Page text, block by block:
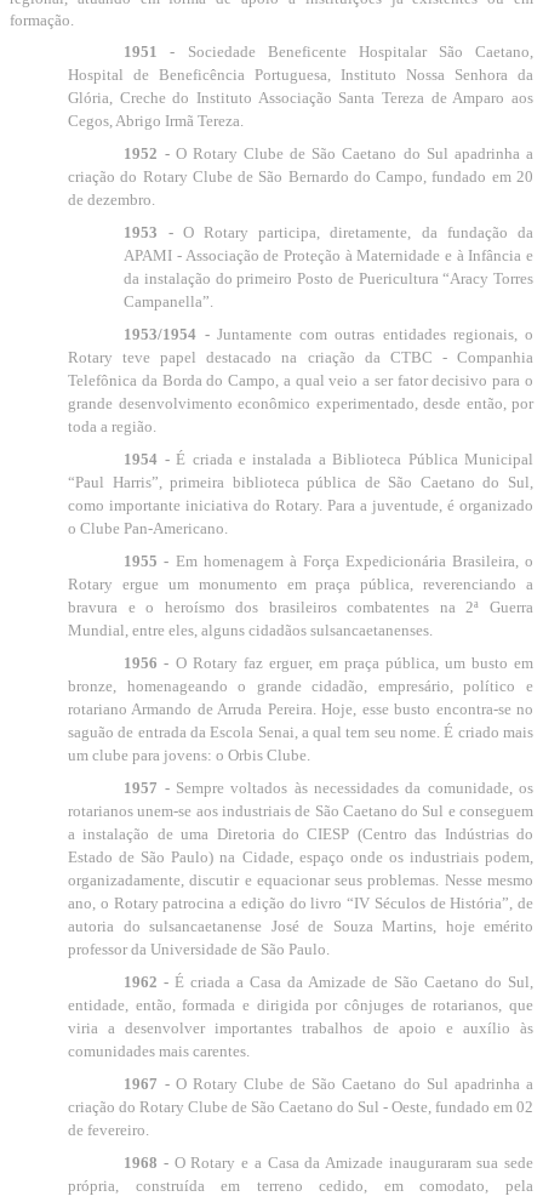
formação.
1951 - Sociedade Beneficente Hospitalar São Caetano,
Hospital de Beneficência Portuguesa, Instituto Nossa Senhora da
Glória, Creche do Instituto Associação Santa Tereza de Amparo aos
Cegos, Abrigo Irmã Tereza.
1952 -O Rotary Clube de São Caetano do Sul apadrinha a
criação do Rotary Clube de São Bernardo do Campo, fundado em 20
de dezembro.
1953 -O Rotary participa, diretamente, da fundação da
APAMI - Associação de Proteção à Maternidade e à Infância e
da instalação do primeiro Posto de Puericultura “Aracy Torres
Campanella”.
1953/1954 -Juntamente com outras entidades regionais, o
Rotary teve papel destacado na criação da CTBC - Companhia
Telefônica da Borda do Campo, a qual veio a ser fator decisivo para o
grande desenvolvimento econômico experimentado, desde então, por
toda a região.
1954 -É criada e instalada a Biblioteca Pública Municipal
“Paul Harris”, primeira biblioteca pública de São Caetano do Sul,
como importante iniciativa do Rotary. Para a juventude, é organizado
o Clube Pan-Americano.
1955 - Em homenagem à Força Expedicionária Brasileira, o
Rotary ergue um monumento em praça pública, reverenciando a
bravura e o heroísmo dos brasileiros combatentes na 2ª Guerra
Mundial, entre eles, alguns cidadãos sulsancaetanenses.
1956 - O Rotary faz erguer, em praça pública, um busto em
bronze, homenageando o grande cidadão, empresário, político e
rotariano Armando de Arruda Pereira. Hoje, esse busto encontra-se no
saguão de entrada da Escola Senai, a qual tem seu nome. É criado mais
um clube para jovens: o Orbis Clube.
1957 -Sempre voltados às necessidades da comunidade, os
rotarianos unem-se aos industriais de São Caetano do Sul e conseguem
a instalação de uma Diretoria do CIESP (Centro das Indústrias do
Estado de São Paulo) na Cidade, espaço onde os industriais podem,
organizadamente, discutir e equacionar seus problemas. Nesse mesmo
ano, o Rotary patrocina a edição do livro “IV Séculos de História”, de
autoria do sulsancaetanense José de Souza Martins, hoje emérito
professor da Universidade de São Paulo.
1962 - É criada a Casa da Amizade de São Caetano do Sul,
entidade, então, formada e dirigida por cônjuges de rotarianos, que
viria a desenvolver importantes trabalhos de apoio e auxílio às
comunidades mais carentes.
1967 -O Rotary Clube de São Caetano do Sul apadrinha a
criação do Rotary Clube de São Caetano do Sul - Oeste, fundado em 02
de fevereiro.
1968 - O Rotary e a Casa da Amizade inauguraram sua sede
própria, construída em terreno cedido, em comodato, pela